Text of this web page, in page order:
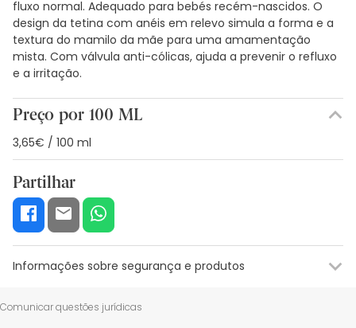
fluxo normal. Adequado para bebés recém-nascidos. O
design da tetina com anéis em relevo simula a forma e a
textura do mamilo da mãe para uma amamentação
mista. Com válvula anti-cólicas, ajuda a prevenir o refluxo
e a irritação.
Preço por 100 ML
3,65€ / 100 ml
Partilhar
Informações sobre segurança e produtos
Recursos de segurança visual
Comunicar questões jurídicas